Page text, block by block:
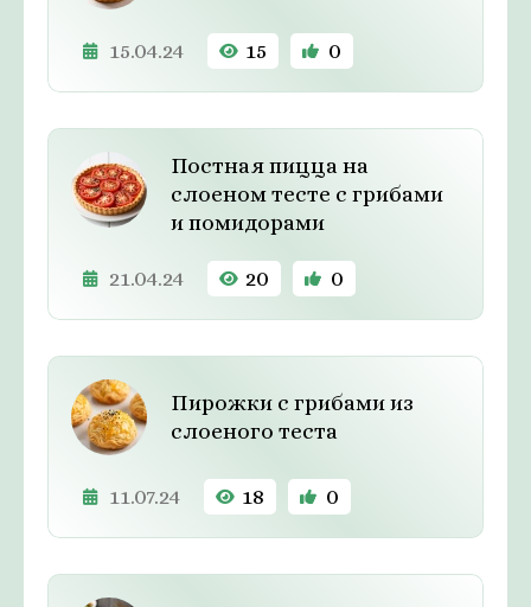
15.04.24 15 0
Постная пицца на
слоеном тесте с грибами
и помидорами
21.04.24 20 0
Пирожки с грибами из
слоеного теста
11.07.24 18 0